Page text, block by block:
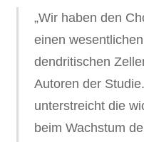
„Wir haben den
einen
dendritischen
Autoren der
unterstreicht die
beim Wachstum